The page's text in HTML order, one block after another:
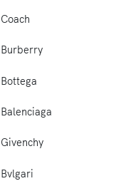
Coach
Burberry
Bottega
Balenciaga
Givenchy
Bvlgari